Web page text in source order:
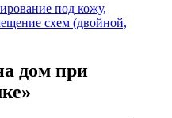
под кожу,
схем (двойной,
дом при